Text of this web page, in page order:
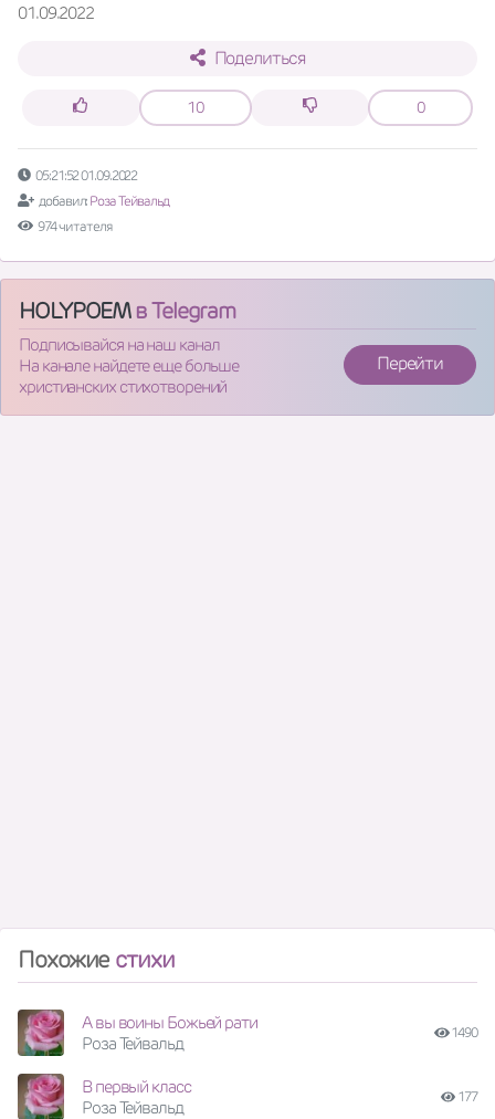
01.09.2022
Поделиться
10 0
05:21:52 01.09.2022
добавил: Роза Тейвальд
974 читателя
HOLYPOEMв Telegram
Подписывайся на наш канал
На канале найдете еще больше
христианских стихотворений
Перейти
Похожие стихи
А вы воины Божьей рати
Роза Тейвальд
1490
В первый класс
Роза Тейвальд
177